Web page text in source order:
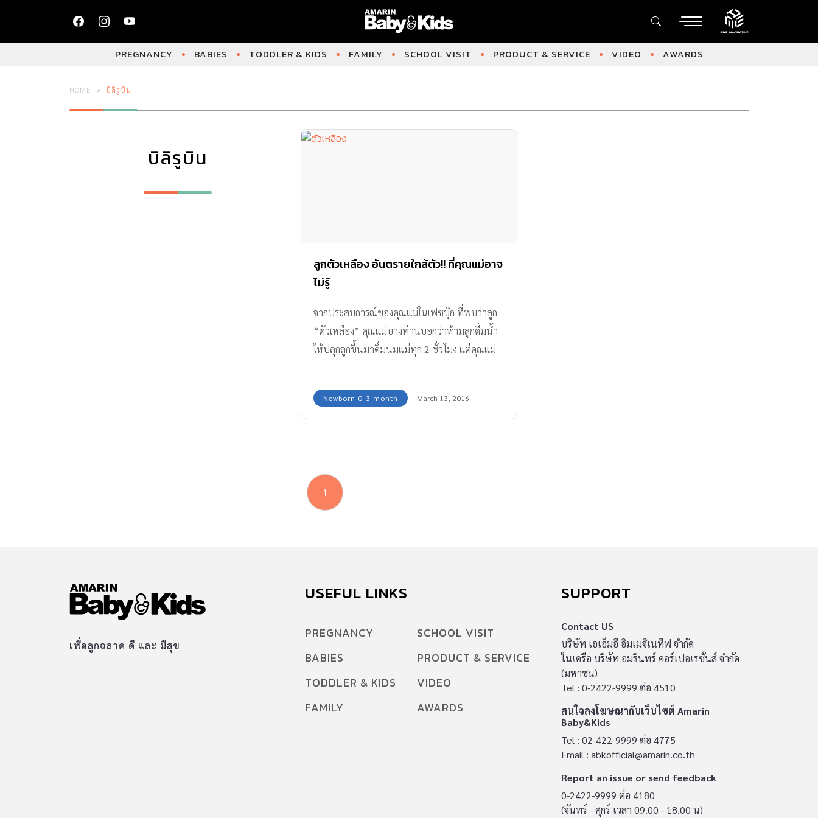
PREGNANCY BABIES TODDLER & KIDS FAMILY SCHOOL VISIT PRODUCT & SERVICE VIDEO AWARDS
HOME บิลิรูบิน
บิลิรูบิน
ลูกตัวเหลือง อันตรายใกล้ตัว!! ที่คุณแม่อาจ
ไม่รู้
จากประสบการณ์ของคุณแม่ในเฟซบุ๊ก ที่พบว่าลูก
“ตัวเหลือง” คุณแม่บางท่านบอกว่าห้ามลูกดื่มน้ำ
ให้ปลุกลูกขึ้นมาดื่มนมแม่ทุก 2 ชั่วโมง แต่คุณแม่
เพียงพออยู่แล้ว ให้เน้นดื่มนมแม่ก็พอ
Newborn 0-3 month March 13, 2016
1
เพื่อลูกฉลาด ดี และ มีสุข
USEFUL LINKS
PREGNANCY
BABIES
TODDLER & KIDS
FAMILY
SCHOOL VISIT
PRODUCT & SERVICE
VIDEO
AWARDS
SUPPORT
Contact US
บริษัท เอเอ็มอี อิมเมจิเนทีฟ จำกัด
ในเครือ บริษัท อมรินทร์ คอร์เปอเรชั่นส์ จำกัด
(มหาชน)
Tel : 0-2422-9999 ต่อ 4510
สนใจลงโฆษณากับเว็บไซต์ Amarin
Baby&Kids
Tel : 02-422-9999 ต่อ 4775
Email : abkofficial@amarin.co.th
Report an issue or send feedback
0-2422-9999 ต่อ 4180
(จันทร์ - ศุกร์ เวลา 09.00 - 18.00 น)